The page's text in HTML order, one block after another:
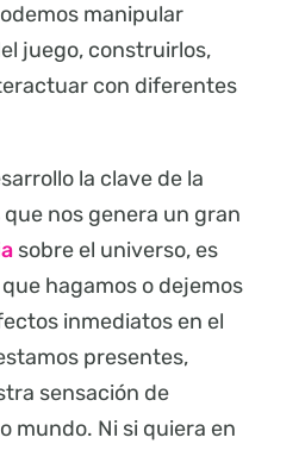
manipular
juego, construirlos,
con diferentes
la clave de la
nos genera un gran
sobre el universo, es
hagamos o dejemos
inmediatos en el
presentes,
sensación de
mundo. Ni si quiera en